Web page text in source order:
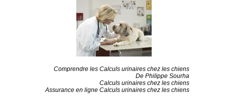
Comprendre les Calculs urinaires chez les chiens
De Philippe Sourha
Calculs urinaires chez les chiens
Assurance en ligne Calculs urinaires chez les chiens